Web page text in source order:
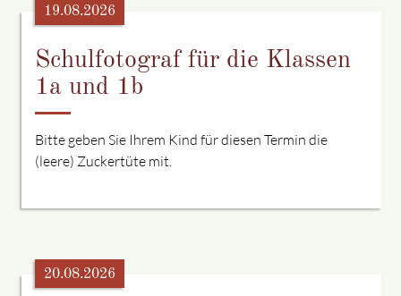
Schulfotograf für die Klassen
1a und 1b
19.08.2026
Bitte geben Sie Ihrem Kind für diesen Termin die
(leere) Zuckertüte mit.
20.08.2026